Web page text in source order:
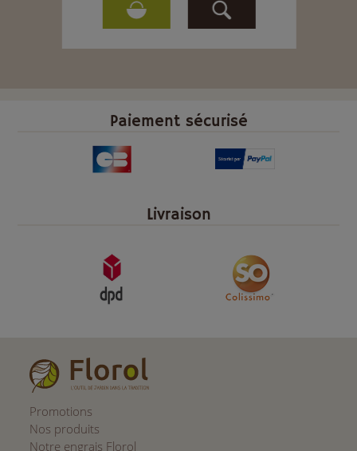
Paiement sécurisé
Livraison
Promotions
Nos produits
Notre engrais Florol